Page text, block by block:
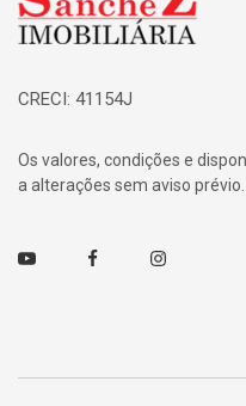
CRECI: 41154J
Os valores, condições e
a alterações sem aviso prévio.
Youtube FacebookInstagram